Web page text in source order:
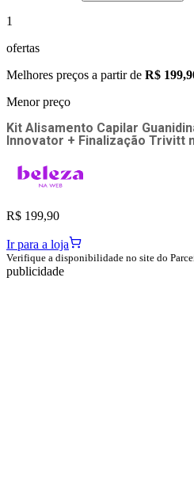
1
ofertas
Melhores preços a partir de R$
Menor preço
Kit Alisamento Capilar
Innovator + Finalização Trivitt
R$ 199,90
Ir para a loja
Verifique a disponibilidade no site do
publicidade